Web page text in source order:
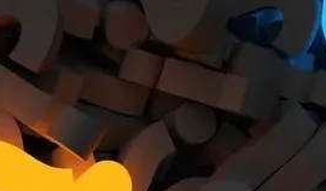
kullanılan çerezlerle ilgili bilgi